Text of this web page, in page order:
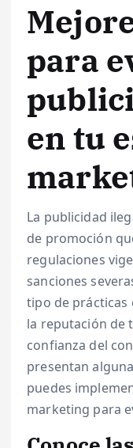
para
en tu
La publicidad
de promoción
regulaciones
sanciones
tipo de
la reputación de
confianza del
presentan
puedes
marketing para